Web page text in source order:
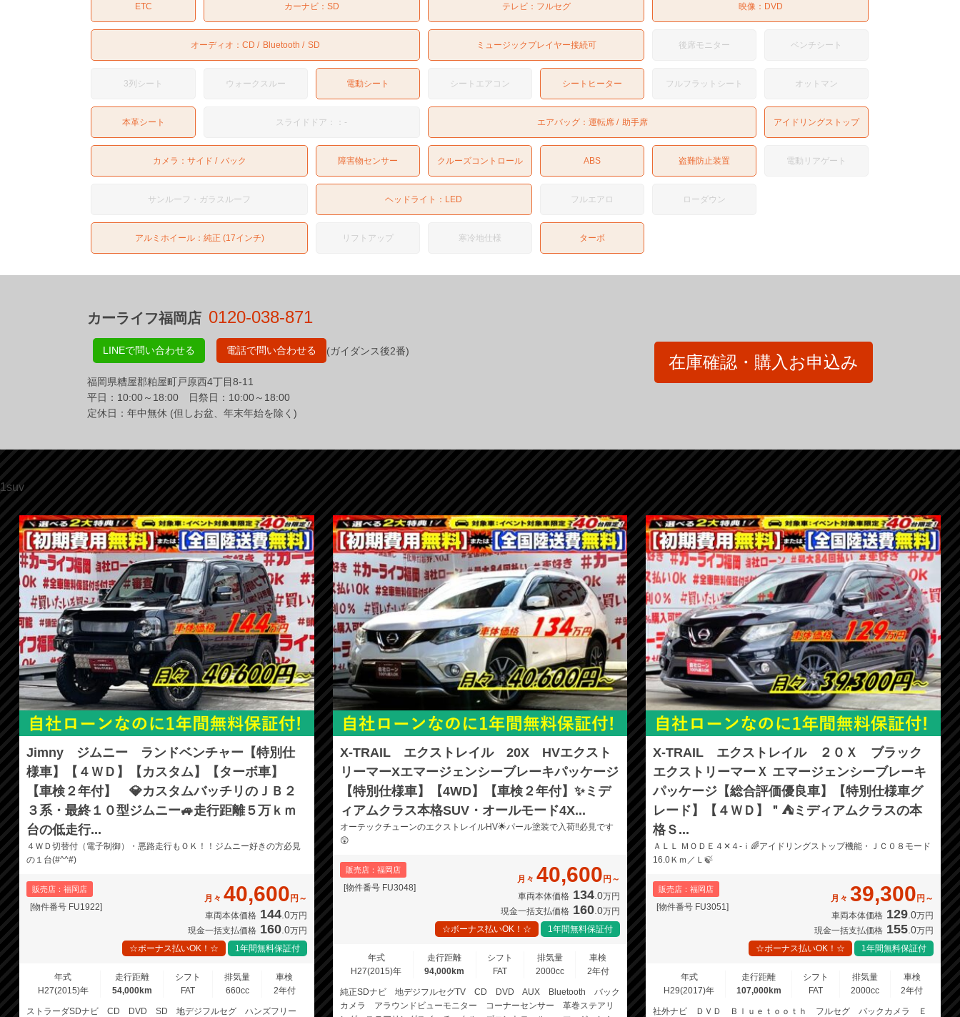
ETC カーナビ： SD テレビ： フルセグ 映像： DVD
オーディオ：CD Bluetooth SD ミュージックプレイヤー接続可 後席モニター ベンチシート
3列シート ウォークスルー 電動シート シートエアコン シートヒーター フルフラットシート オットマン
本革シート スライドドア：：- エアバッグ： 運転席 助手席 アイドリングストップ
カメラ： サイド バック 障害物センサー クルーズコントロール ABS 盗難防止装置 電動リアゲート
サンルーフ・ガラスルーフ ヘッドライト： LED フルエアロ ローダウン
アルミホイール：純正 (17インチ) リフトアップ 寒冷地仕様 ターボ
カーライフ福岡店 0120-038-871
LINEで問い合わせる 電話で問い合わせる (ガイダンス後2番)
福岡県糟屋郡粕屋町戸原西4丁目8-11
平日：10:00～18:00 日祭日：10:00～18:00
定休日：年中無休 (但しお盆、年末年始を除く)
在庫確認・購入お申込み
1suv
Jimny ジムニー ランドベンチャー【特別仕
様車】【４ＷＤ】【カスタム】【ターボ車】
【車検２年付】 💎カスタムバッチリのＪＢ２
３系・最終１０型ジムニー🚙走行距離５万ｋｍ
台の低走行...
４ＷＤ切替付（電子制御）・悪路走行もＯＫ！！ジムニー好きの方必見
の１台(#^^#)
販売店：福岡店
[物件番号 FU1922]
月々 40,600 円～
車両本体価格 144.0万円
現金一括支払価格 160.0万円
☆ボーナス払いOK！☆
1年間無料保証付
年式
H27(2015)年
走行距離
54,000km
シフト
FAT
排気量
660cc
車検
2年付
ストラーダSDナビ CD DVD SD 地デジフルセグ ハンズフリー
X-TRAIL エクストレイル 20X HVエクスト
リーマーXエマージェンシーブレーキパッケージ
【特別仕様車】【4WD】【車検２年付】✨ミデ
ィアムクラス本格SUV・オールモード4X...
オーテックチューンのエクストレイルHV🌟パール塗装で入荷‼️必見です
😲
販売店：福岡店
[物件番号 FU3048]
月々40,600 円～
車両本体価格 134.0万円
現金一括支払価格 160.0万円
☆ボーナス払いOK！☆
1年間無料保証付
年式
H27(2015)年
走行距離
94,000km
シフト
FAT
排気量
2000cc
車検
2年付
純正SDナビ 地デジフルセグTV CD DVD AUX Bluetooth バック
カメラ アラウンドビューモニター コーナーセンサー 革巻ステアリ
X-TRAIL エクストレイル ２０Ｘ ブラック
エクストリーマーＸ エマージェンシーブレーキ
パッケージ【総合評価優良車】【特別仕様車グ
レード】【４ＷＤ】＂⛺ミディアムクラスの本
格Ｓ...
ＡＬＬ ＭＯＤＥ４✕４-ｉ🌈アイドリングストップ機能・ＪＣ０８モード
16.0Ｋｍ／Ｌ🍃
販売店：福岡店
[物件番号 FU3051]
月々39,300 円～
車両本体価格 129.0万円
現金一括支払価格 155.0万円
☆ボーナス払いOK！☆
1年間無料保証付
年式
H29(2017)年
走行距離
107,000km
シフト
FAT
排気量
2000cc
車検
2年付
社外ナビ ＤＶＤ Ｂｌｕｅｔｏｏｔｈ フルセグ バックカメラ Ｅ